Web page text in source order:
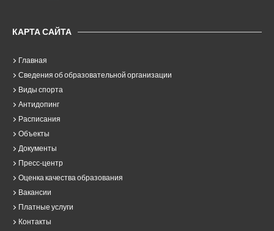
КАРТА САЙТА
Главная
Сведения об образовательной организации
Виды спорта
Антидопинг
Расписания
Объекты
Документы
Пресс-центр
Оценка качества образования
Вакансии
Платные услуги
Контакты